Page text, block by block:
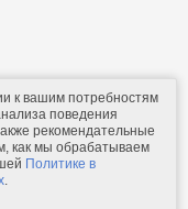
текстиля и товаров
к вашим потребностям
поведения
рекомендательные
как мы обрабатываем
Политике в
.